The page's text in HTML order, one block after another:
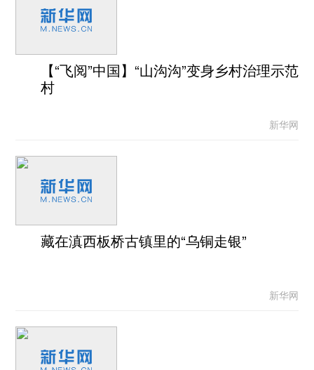
【“飞阅”中国】“山沟沟”变身乡村治理示范
村
新华网
藏在滇西板桥古镇里的“乌铜走银”
新华网